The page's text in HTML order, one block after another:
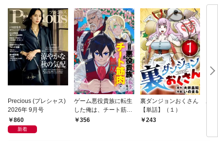
Precious (プレシャス)
2026年 9月号
860
新着
ゲーム悪役貴族に転生
した俺は、チート筋肉
で無双する【単話】
356
裏ダンジョンおくさん
【単話】（１）
243
あ